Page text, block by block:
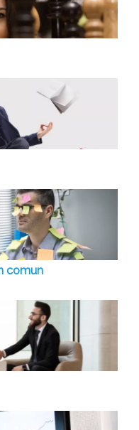
comun